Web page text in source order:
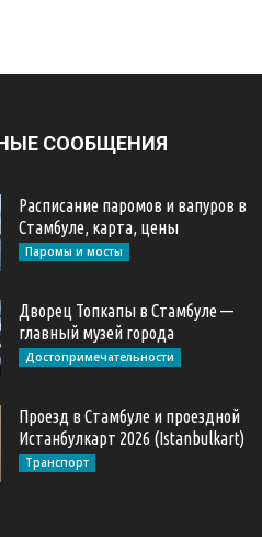
СООБЩЕНИЯ
Расписание паромов и вапуров в
Стамбуле, карта, цены
Паромы и мосты
Дворец Топкапы в Стамбуле —
главный музей города
Достопримечательности
Проезд в Стамбуле и проездной
Истанбулкарт 2026 (Istanbulkart)
Транспорт